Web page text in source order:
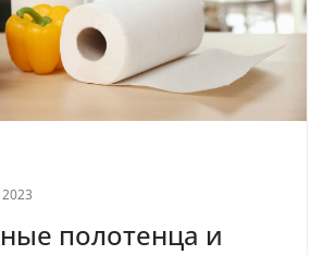
полотенца и